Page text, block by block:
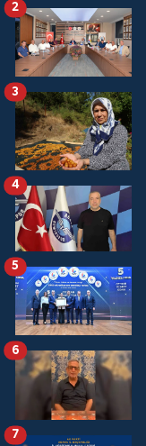
2
3
4
5
6
7